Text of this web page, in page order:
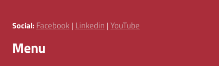
Social:Facebook | Linkedin | YouTube
Menu